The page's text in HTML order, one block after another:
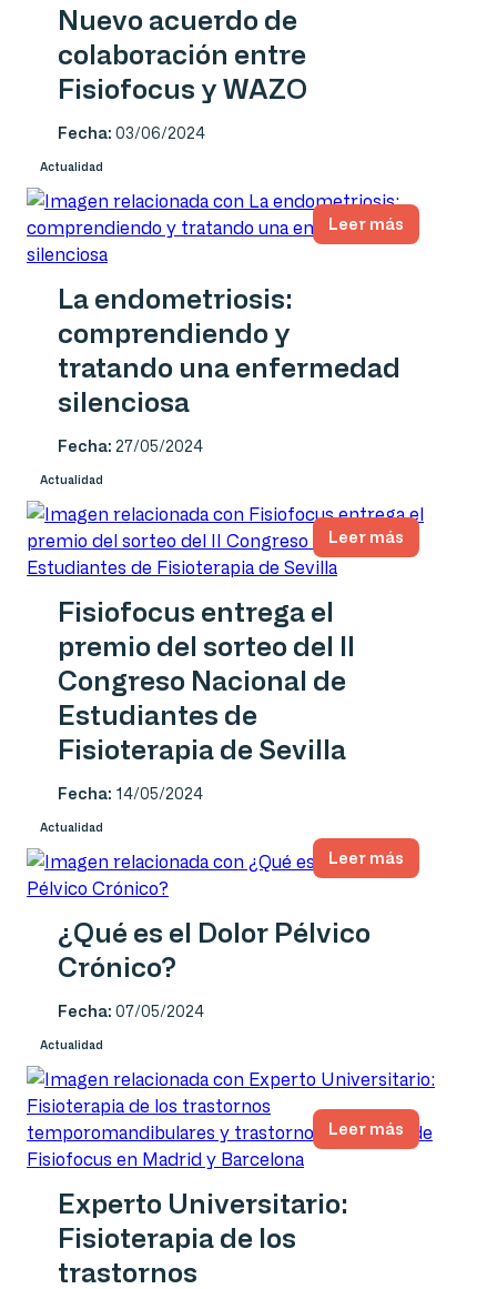
Nuevo acuerdo de
colaboración entre
Fisiofocus y WAZO
Fecha:03/06/2024
Actualidad
Leer más
La endometriosis:
comprendiendo y
tratando una enfermedad
silenciosa
Fecha: 27/05/2024
Actualidad
Leer más
Fisiofocus entrega el
premio del sorteo del II
Congreso Nacional de
Estudiantes de
Fisioterapia de Sevilla
Fecha: 14/05/2024
Actualidad
Leer más
¿Qué es el Dolor Pélvico
Crónico?
Fecha:07/05/2024
Actualidad
Leer más
Experto Universitario:
Fisioterapia de los
trastornos